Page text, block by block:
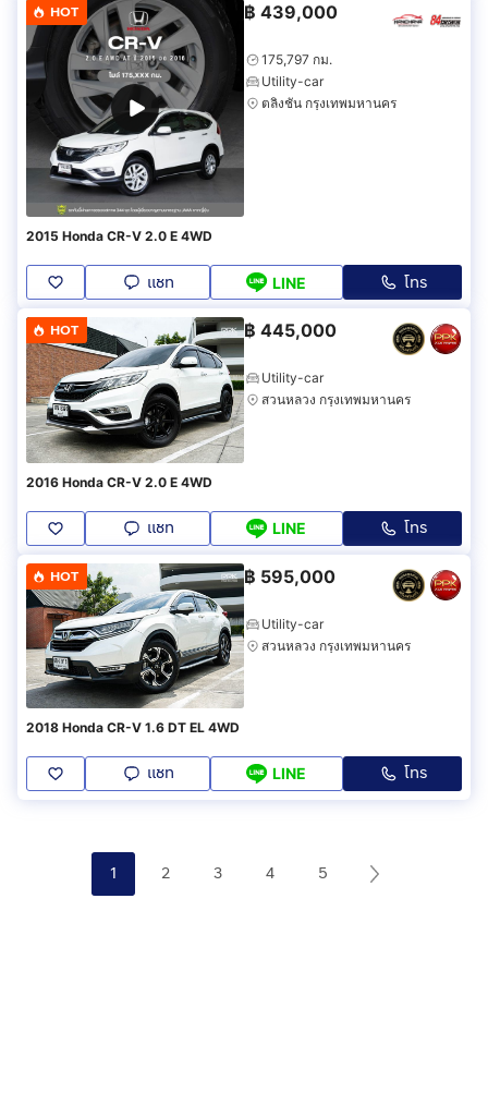
HOT ฿ 439,000
175,797 กม.
Utility-car
ตลิ่งชัน กรุงเทพมหานคร
2015 Honda CR-V 2.0 E 4WD
แชท LINE โทร
HOT ฿ 445,000
Utility-car
สวนหลวง กรุงเทพมหานคร
2016 Honda CR-V 2.0 E 4WD
แชท LINE โทร
HOT ฿ 595,000
Utility-car
สวนหลวง กรุงเทพมหานคร
2018 Honda CR-V 1.6 DT EL 4WD
แชท LINE โทร
1 2 3 4 5